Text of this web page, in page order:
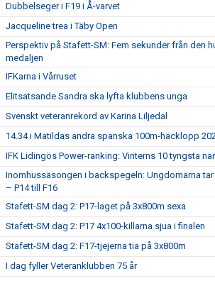
Dubbelseger i F19 i Å-varvet
Jacqueline trea i Täby Open
Perspektiv på Stafett-SM: Fem sekunder från den
medaljen
IFKarna i Vårruset
Elitsatsande Sandra ska lyfta klubbens unga
Svenskt veteranrekord av Karina Liljedal
14.34 i Matildas andra spanska 100m-häcklopp
IFK Lidingös Power-ranking: Vinterns 10 tyngsta
Inomhussäsongen i backspegeln: Ungdomarna
– P14 till F16
Stafett-SM dag 2: P17-laget på 3x800m sexa
Stafett-SM dag 2: P17 4x100-killarna sjua i finalen
Stafett-SM dag 2: F17-tjejerna tia på 3x800m
I dag fyller Veteranklubben 75 år